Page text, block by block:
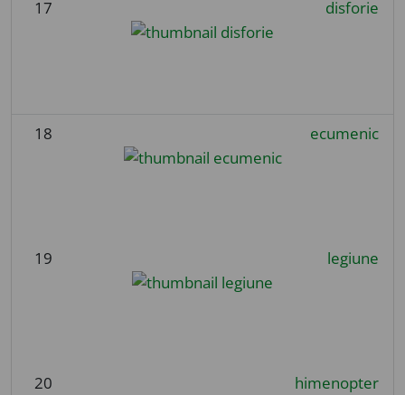
17 disforie
18 ecumenic
19 legiune
20 himenopter